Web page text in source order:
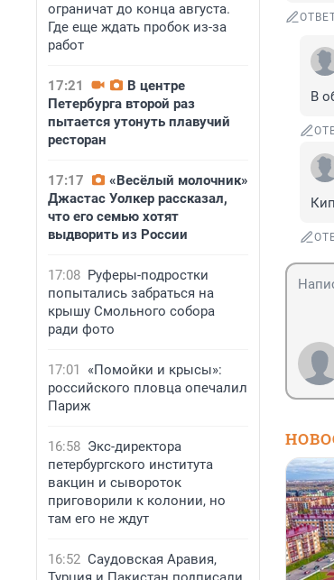
ограничат до конца августа.
Где еще ждать пробок из-за
работ
17:21
В центре
Петербурга второй раз
пытается утонуть плавучий
ресторан
17:17
«Весёлый молочник»
Джастас Уолкер рассказал,
что его семью хотят
выдворить из России
17:08 Руферы-подростки
попытались забраться на
крышу Смольного собора
ради фото
17:01
«Помойки и крысы»:
российского пловца опечалил
Париж
16:58 Экс-директора
петербургского института
вакцин и сывороток
приговорили к колонии, но
там его не ждут
16:52 Саудовская Аравия,
В